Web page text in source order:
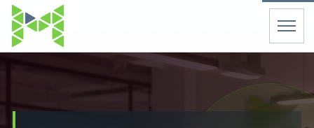
Servizi